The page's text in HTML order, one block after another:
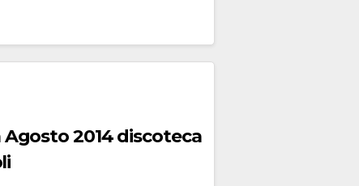
2014 discoteca